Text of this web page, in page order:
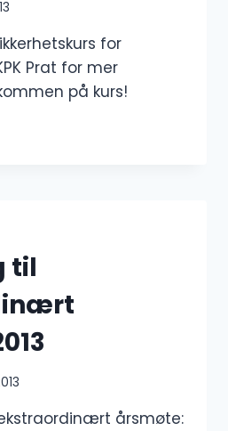
for
Prat for mer
på kurs!
til
årsmøte: